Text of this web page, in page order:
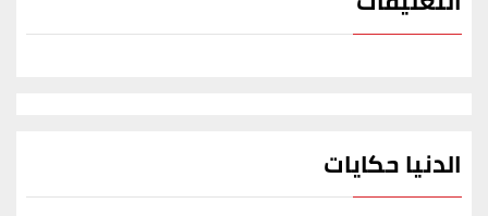
الدنيا حكايات